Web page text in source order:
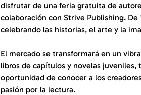
disfrutar de una feria gratuita de
colaboración con Strive Publishing. De
celebrando las historias, el arte y la
El mercado se transformará en un
libros de capítulos y novelas
oportunidad de conocer a los
pasión por la lectura.